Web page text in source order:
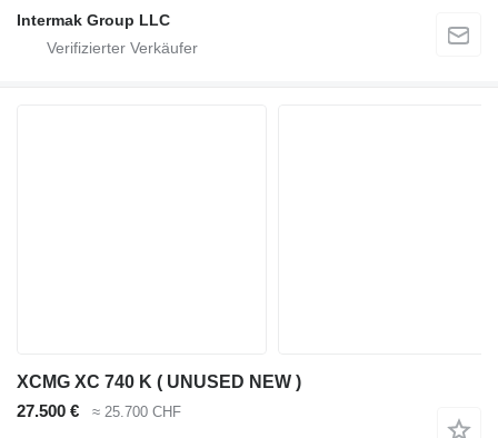
Intermak Group LLC
XCMG XC 740 K ( UNUSED NEW )
27.500 €
≈ 25.700 CHF